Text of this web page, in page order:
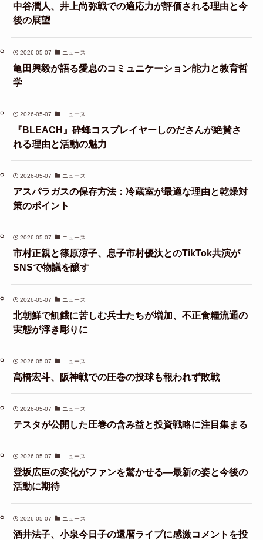
中谷潤人、井上尚弥戦での適応力が評価される理由と今
後の展望
2026-05-07 ニュース
亀田興毅が語る愛息のコミュニケーション能力と教育哲
学
2026-05-07 ニュース
『BLEACH』砕蜂コスプレイヤーしのださんが絶賛さ
れる理由と活動の魅力
2026-05-07 ニュース
アスパラガスの保存方法：冷蔵室が最適な理由と乾燥対
策のポイント
2026-05-07 ニュース
市村正親と篠原涼子、息子市村優汰とのTikTok共演が
SNSで物議を醸す
2026-05-07 ニュース
北朝鮮で飢餓に苦しむ兵士たちが増加、不正食糧流通の
実態が浮き彫りに
2026-05-07 ニュース
高橋宏斗、阪神戦での圧巻の投球も報われず敗戦
2026-05-07 ニュース
テスタが公開した圧巻の含み益と投資戦略に注目集まる
2026-05-07 ニュース
登坂広臣の変化がファンを驚かせる—最新の姿と今後の
活動に期待
2026-05-07 ニュース
酒井法子、小泉今日子の還暦ライブに感激コメントを投